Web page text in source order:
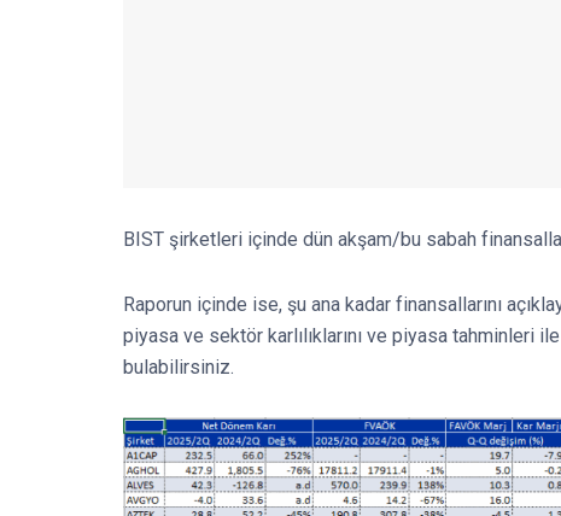
BIST şirketleri içinde dün akşam/bu sabah
Raporun içinde ise, şu ana kadar finansallarını
piyasa ve sektör karlılıklarını ve piyasa tahminleri
bulabilirsiniz.